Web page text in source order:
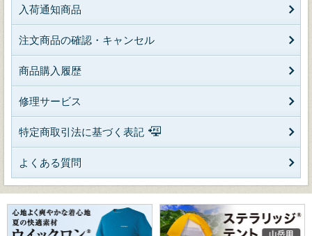
入荷通知商品
注文商品の確認・キャンセル
商品購入履歴
修理サービス
特定商取引法に基づく表記
よくある質問